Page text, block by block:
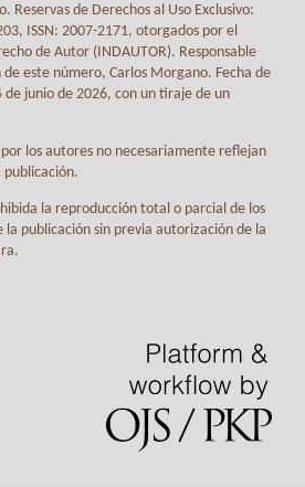
Reservas de Derechos al Uso Exclusivo:
ISSN: 2007-2171, otorgados por el
de Autor (INDAUTOR). Responsable
este número, Carlos Morgano. Fecha de
junio de 2026, con un tiraje de un
por los autores no necesariamente reflejan
la reproducción total o parcial de los
la publicación sin previa autorización de la